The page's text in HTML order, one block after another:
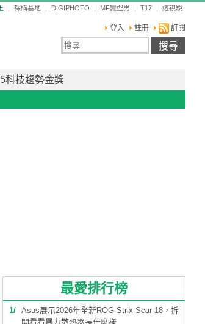
採購基地 DIGIPHOTO MF變型男 T17 透視鏡
登入 註冊 訂閱
科技趨勢金獎
最愛排行榜
1
Asus展示2026年全新ROG Strix Scar 18，拆
開看看暴力散熱器長什麼樣